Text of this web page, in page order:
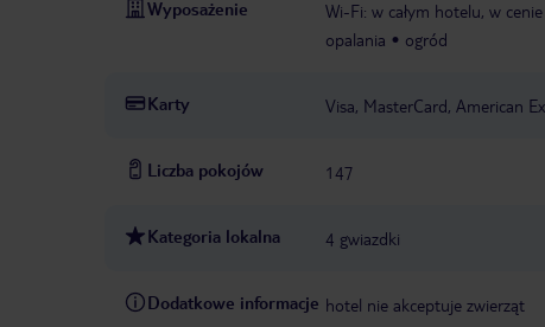
Wyposażenie Wi-Fi: w całym hotelu, w cenie
opalania
ogród
Karty Visa, MasterCard, American
Liczba pokojów 147
Kategoria lokalna 4 gwiazdki
Dodatkowe informacje hotel nie akceptuje zwierząt